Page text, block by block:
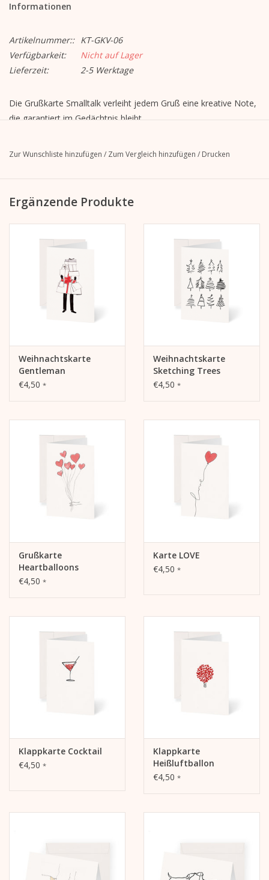
Informationen
Artikelnummer:: KT-GKV-06
Verfügbarkeit:
Nicht auf Lager
Lieferzeit:
2-5 Werktage
Die Grußkarte Smalltalk verleiht jedem Gruß eine kreative Note,
die garantiert im Gedächtnis bleibt.
Format geschlossen: A6, 105 mm x 148 mm
Inklusive Kuvert, gerade Lasche mit Abziehstreifen, ohne Futter,
Die Abbildung befindet sich auf der Vorderseite.
Die Innenseite und die Rückseite sind blanko und beschreibbar.
Zur Wunschliste hinzufügen / Zum Vergleich hinzufügen / Drucken
Ergänzende Produkte
Weihnachtskarte
Gentleman
€4,50 *
Weihnachtskarte
Sketching Trees
€4,50 *
Grußkarte
Heartballoons
€4,50 *
Karte LOVE
€4,50 *
Klappkarte Cocktail
€4,50 *
Klappkarte
Heißluftballon
€4,50 *